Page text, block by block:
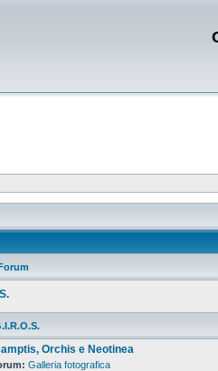
Orchis e Neotinea
Galleria fotografica